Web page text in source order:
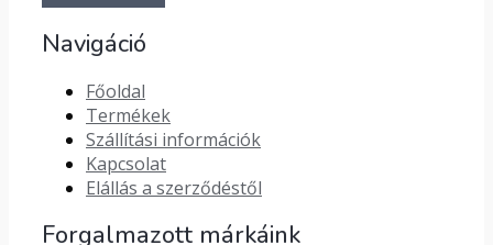
Navigáció
Főoldal
Termékek
Szállítási információk
Kapcsolat
Elállás a szerződéstől
Forgalmazott márkáink